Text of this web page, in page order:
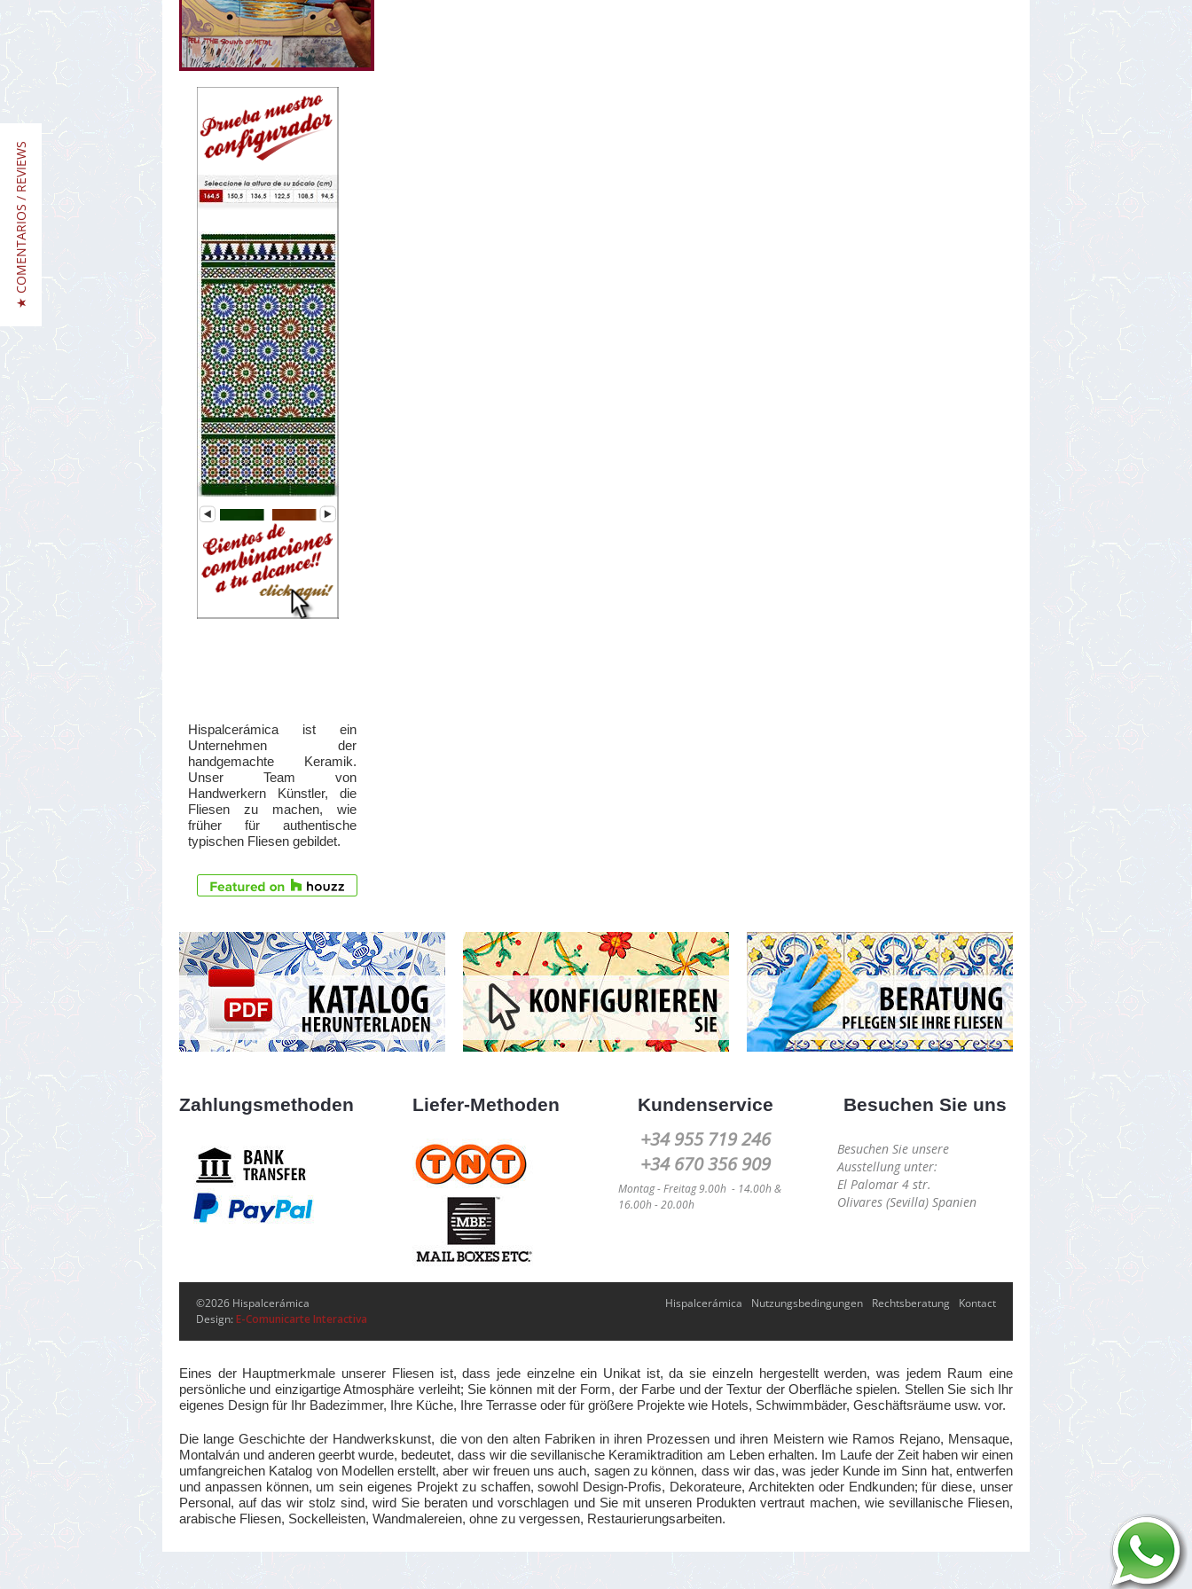
Hispalcerámica ist ein
Unternehmen der
handgemachte Keramik.
Unser Team von
Handwerkern Künstler, die
Fliesen zu machen, wie
früher für authentische
typischen Fliesen gebildet.
Zahlungsmethoden Liefer-Methoden Kundenservice
+34 955 719 246
+34 670 356 909
Montag -Freitag9.00h - 14.00h &
16.00h - 20.00h
Besuchen Sie uns
Besuchen Sie unsere
Ausstellung unter:
El Palomar 4 str.
Olivares (Sevilla) Spanien
©2026 Hispalcerámica
Design: E-Comunicarte Interactiva
Hispalcerámica Nutzungsbedingungen Rechtsberatung Kontact
Eines der Hauptmerkmale unserer Fliesen ist, dass jede einzelne ein Unikat ist, da sie einzeln hergestellt werden, was jedem Raum eine
persönliche und einzigartige Atmosphäre verleiht; Sie können mit der Form, der Farbe und der Textur der Oberfläche spielen. Stellen Sie sich Ihr
eigenes Design für Ihr Badezimmer, Ihre Küche, Ihre Terrasse oder für größere Projekte wie Hotels, Schwimmbäder, Geschäftsräume usw. vor.
Die lange Geschichte der Handwerkskunst, die von den alten Fabriken in ihren Prozessen und ihren Meistern wie Ramos Rejano, Mensaque,
Montalván und anderen geerbt wurde, bedeutet, dass wir die sevillanische Keramiktradition am Leben erhalten. Im Laufe der Zeit haben wir einen
umfangreichen Katalog von Modellen erstellt, aber wir freuen uns auch, sagen zu können, dass wir das, was jeder Kunde im Sinn hat, entwerfen
und anpassen können, um sein eigenes Projekt zu schaffen, sowohl Design-Profis, Dekorateure, Architekten oder Endkunden; für diese, unser
Personal, auf das wir stolz sind, wird Sie beraten und vorschlagen und Sie mit unseren Produkten vertraut machen, wie sevillanische Fliesen,
arabische Fliesen, Sockelleisten, Wandmalereien, ohne zu vergessen, Restaurierungsarbeiten.
★ COMENTARIOS / REVIEWS